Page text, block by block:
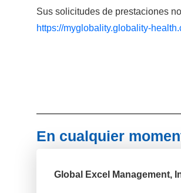
Sus solicitudes de prestaciones
https://myglobality.globality-
En cualquier
Global Excel Management,